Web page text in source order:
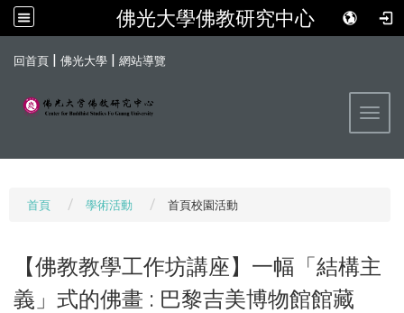
佛光大學佛教研究中心
回首頁 | 佛光大學 | 網站導覽
首頁 學術活動 首頁校園活動
【佛教教學工作坊講座】一幅「結構主
義」式的佛畫 : 巴黎吉美博物館館藏